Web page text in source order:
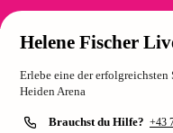
Helene Fischer
Erlebe eine der
Heiden Arena
Brauchst du Hilfe? +43